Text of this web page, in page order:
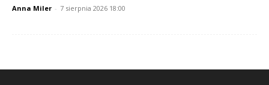
Anna Miler - 7 sierpnia 2026 18:00